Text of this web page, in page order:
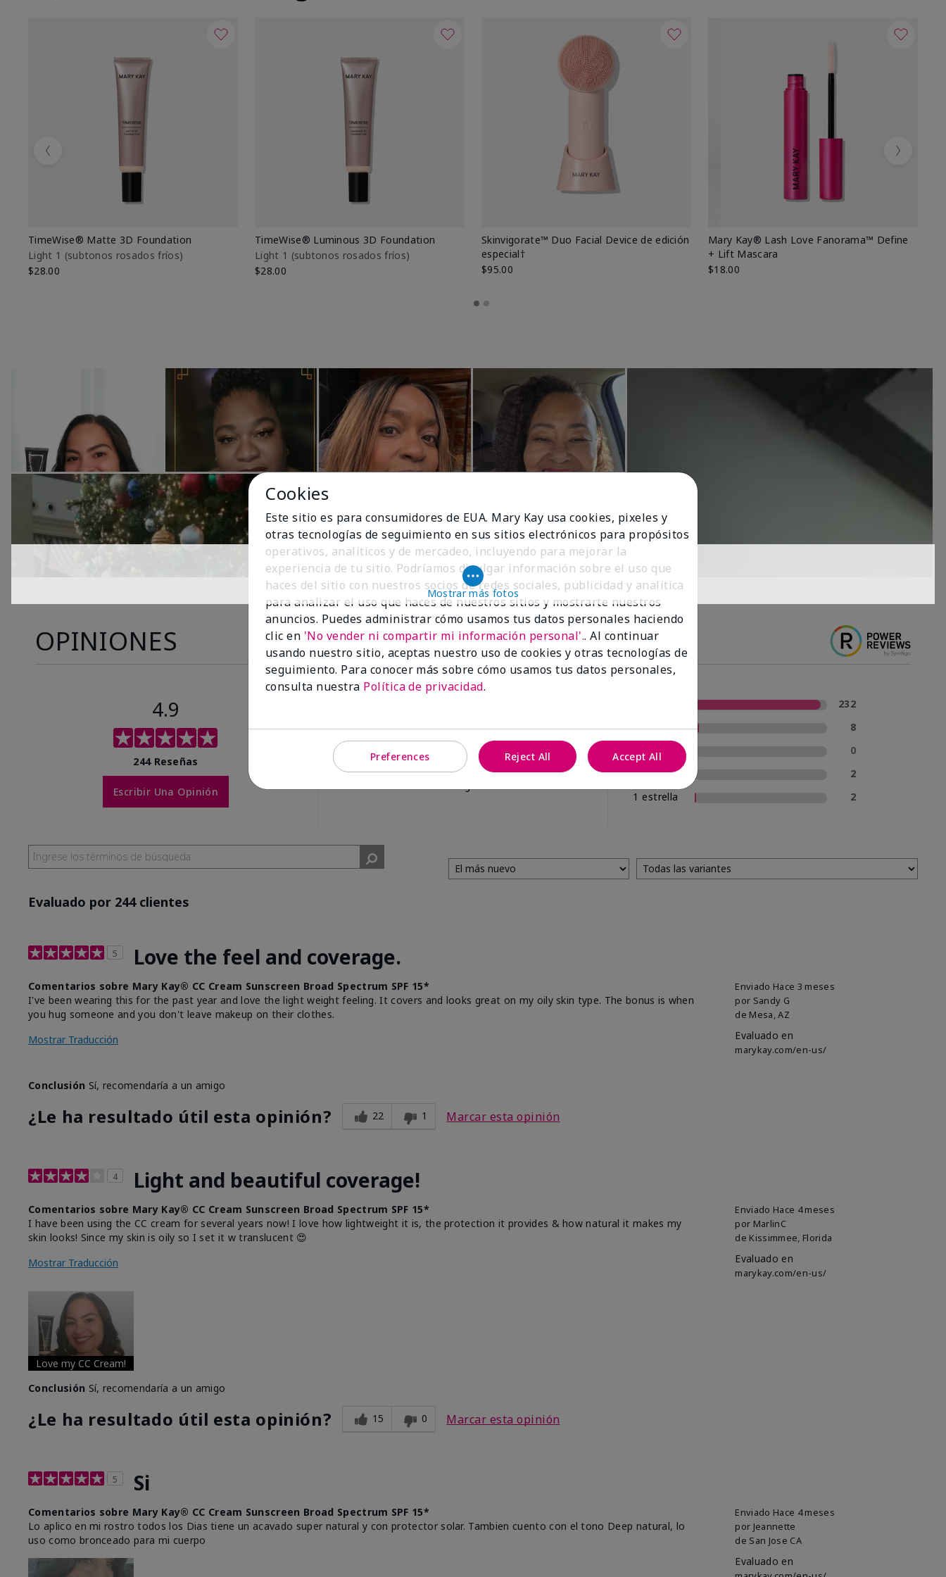
TimeWise® Matte 3D Foundation
Light 1​ (subtonos rosados fríos)
$28.00
TimeWise® Luminous 3D Foundation
Light 1​ (subtonos rosados fríos)
$28.00
Skinvigorate™ Duo Facial Device de edición
especial†
$95.00
Mary Kay® Lash Love Fanorama™ Define
+ Lift Mascara
$18.00
Previous Next
Mostrar más fotos
OPINIONES
4.9
244 Reseñas
Escribir Una Opinión
de los encuestados
recomendaría a un
232
4 estrellas
8
3 estrellas
0
2 estrellas
2
1 estrella
2
Evaluado por 244 clientes
5 Love the feel and coverage.
Enviado Hace 3 meses
por Sandy G
de Mesa, AZ
Evaluado en
marykay.com/en-us/
Comentarios sobre Mary Kay® CC Cream Sunscreen Broad Spectrum SPF 15*
I've been wearing this for the past year and love the light weight feeling. It covers and looks great on my oily skin type. The bonus is when
you hug someone and you don't leave makeup on their clothes.
Mostrar Traducción
Conclusión Sí, recomendaría a un amigo
¿Le ha resultado útil esta opinión? 22 1 Marcar esta opinión
4 Light and beautiful coverage!
Enviado Hace 4 meses
por MarlinC
de Kissimmee, Florida
Evaluado en
marykay.com/en-us/
Comentarios sobre Mary Kay® CC Cream Sunscreen Broad Spectrum SPF 15*
I have been using the CC cream for several years now! I love how lightweight it is, the protection it provides & how natural it makes my
skin looks! Since my skin is oily so I set it w translucent 😍
Mostrar Traducción
Love my CC Cream!
Conclusión Sí, recomendaría a un amigo
¿Le ha resultado útil esta opinión? 15 0 Marcar esta opinión
5 Si
Enviado Hace 4 meses
por Jeannette
de San Jose CA
Evaluado en
Comentarios sobre Mary Kay® CC Cream Sunscreen Broad Spectrum SPF 15*
Lo aplico en mi rostro todos los Dias tiene un acavado super natural y con protector solar. Tambien cuento con el tono Deep natural, lo
uso como bronceado para mi cuerpo
Cookies
Este sitio es para consumidores de EUA. Mary Kay usa cookies, pixeles y
otras tecnologías de seguimiento en sus sitios electrónicos para propósitos
operativos, analíticos y de mercadeo, incluyendo para mejorar la
experiencia de tu sitio. Podríamos divulgar información sobre el uso que
haces del sitio con nuestros socios de redes sociales, publicidad y analítica
para analizar el uso que haces de nuestros sitios y mostrarte nuestros
anuncios. Puedes administrar cómo usamos tus datos personales haciendo
clic en 'No vender ni compartir mi información personal'.. Al continuar
usando nuestro sitio, aceptas nuestro uso de cookies y otras tecnologías de
seguimiento. Para conocer más sobre cómo usamos tus datos personales,
consulta nuestra Política de privacidad.
Preferences Reject All Accept All